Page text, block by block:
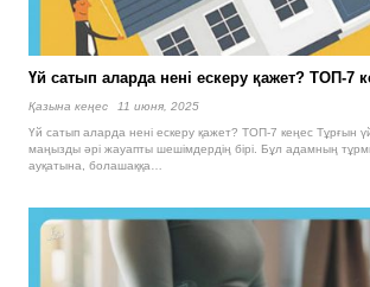
Үй сатып аларда нені ескеру қажет? ТОП-7
Қазына кеңес
11 июня, 2025
Үй сатып аларда нені ескеру қажет? ТОП-7 кеңес Тұрғын
маңызды әрі жауапты шешімдердің бірі. Бұл адамның
ауқатына, болашаққа…